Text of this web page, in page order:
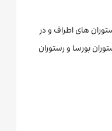
های اطراف و در
بورسا و رستوران